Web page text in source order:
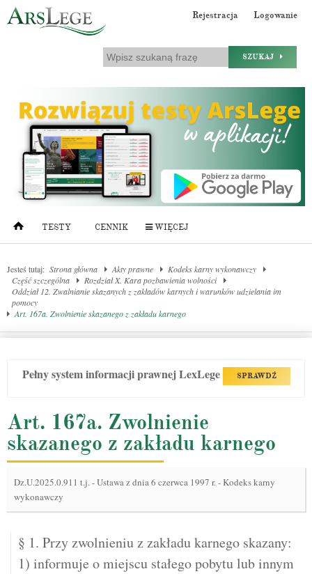
Rejestracja Logowanie
SZUKAJ
TESTY CENNIK WIĘCEJ
Jesteś tutaj: Strona główna Akty prawne
Kodeks karny wykonawczy
Część szczególna
Rozdział X. Kara pozbawienia wolności
Oddział 12. Zwalnianie skazanych z zakładów karnych i warunków udzielania im
pomocy
Art. 167a. Zwolnienie skazanego z zakładu karnego
Pełny system informacji prawnej LexLege SPRAWDŹ
Art. 167a. Zwolnienie
skazanego z zakładu karnego
Dz.U.2025.0.911 t.j.-Ustawa z dnia 6 czerwca 1997 r. - Kodeks karny
wykonawczy
§ 1. Przy zwolnieniu z zakładu karnego skazany:
1) informuje o miejscu stałego pobytu lub innym